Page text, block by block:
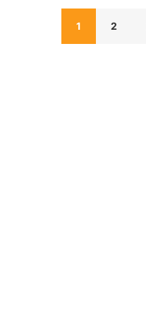
1 2